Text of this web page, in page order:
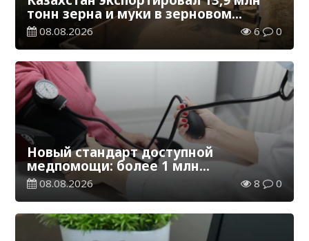
тонн зерна и муки в зерновом
эквиваленте
08.08.2026 6 0
Новый стандарт доступной
медпомощи: более 1 млн
казахстанцев получили
телемедицинские услуги
08.08.2026 8 0